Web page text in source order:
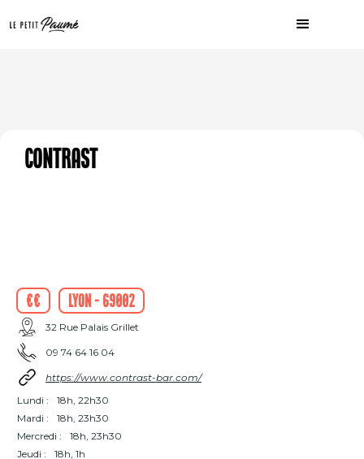
Contrast
€€ Lyon - 69002
32 Rue Palais Grillet
09 74 64 16 04
https://www.contrast-bar.com/
Lundi :
18h, 22h30
Mardi :
18h, 23h30
Mercredi :
18h, 23h30
Jeudi :
18h, 1h